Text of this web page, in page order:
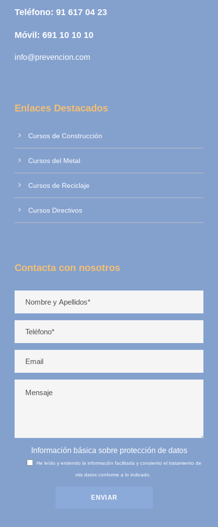
Teléfono: 91 617 04 23
Móvil: 691 10 10 10
info@prevencion.com
Enlaces Destacados
Cursos de Construcción
Cursos del Metal
Cursos de Reciclaje
Cursos Directivos
Contacta con nosotros
Información básica sobre protección de datos
He leído y entiendo la información facilitada y consiento el tratamiento de
mis datos conforme a lo indicado.